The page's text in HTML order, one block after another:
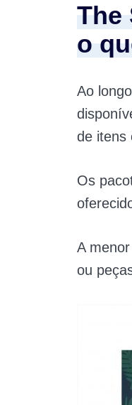
The
o
Ao
de itens
Os
A
ou